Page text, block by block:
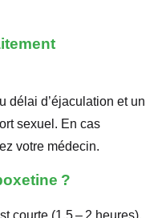
délai d’éjaculation et un
sexuel. En cas
votre médecin.
?